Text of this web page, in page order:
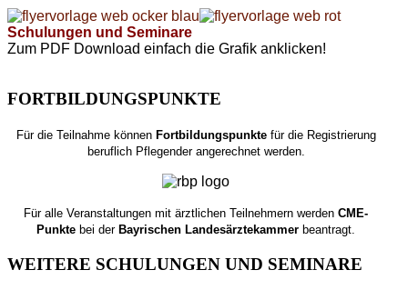
Schulungen und Seminare
Zum PDF Download einfach die Grafik anklicken!
FORTBILDUNGSPUNKTE
Für die Teilnahme könnenFortbildungspunktefür die Registrierung
beruflich Pflegender angerechnet werden.
Für alle Veranstaltungen mit ärztlichen Teilnehmern werdenCME-
Punkte bei derBayrischen Landesärztekammer beantragt.
WEITERE SCHULUNGEN UND SEMINARE